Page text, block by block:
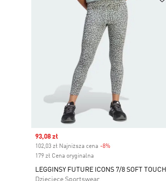
Sale price
93,08 zł
102,03 zł Najniższa cena -8%
179 zł Cena oryginalna
LEGGINSY FUTURE ICONS 7/8 SOFT TOUCH
Dziecięce Sportswear